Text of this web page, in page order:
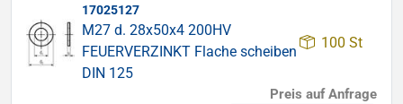
17025127
M27 d. 28x50x4 200HV
FEUERVERZINKT Flache scheiben
DIN 125
100 St
Preis auf Anfrage